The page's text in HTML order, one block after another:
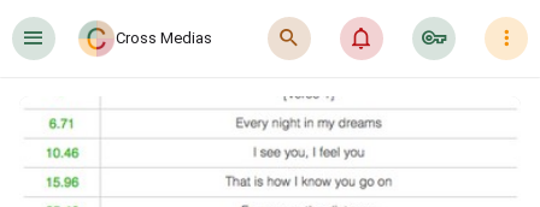
󰍜 Cross Medias 󰍉 󰂜 󰷖 󰇙